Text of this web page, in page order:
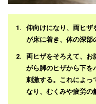
仰向けになり、両ヒザ
が床に着き、体の深部
両ヒザをそろえて、お
がら脚のヒザから下を
刺激する。これによっ
なり、むくみや疲労の